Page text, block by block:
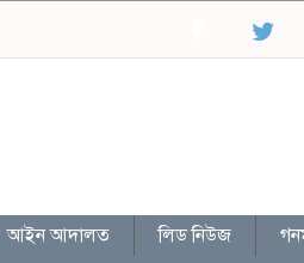
আইন আদালত লিড নিউজ